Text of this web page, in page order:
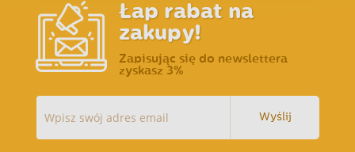
Łap rabat na
zakupy!
Zapisując się do newslettera
zyskasz 3%
Wyślij